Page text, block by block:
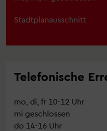
Stadtplanausschnitt
Telefonische
mo, di, fr 10-12 Uhr
mi geschlossen
do 14-16 Uhr